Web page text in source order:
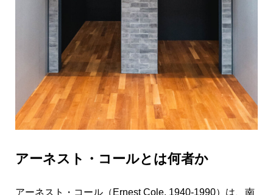
アーネスト・コールとは何者か
アーネスト・コール（Ernest Cole, 1940-1990）は、南